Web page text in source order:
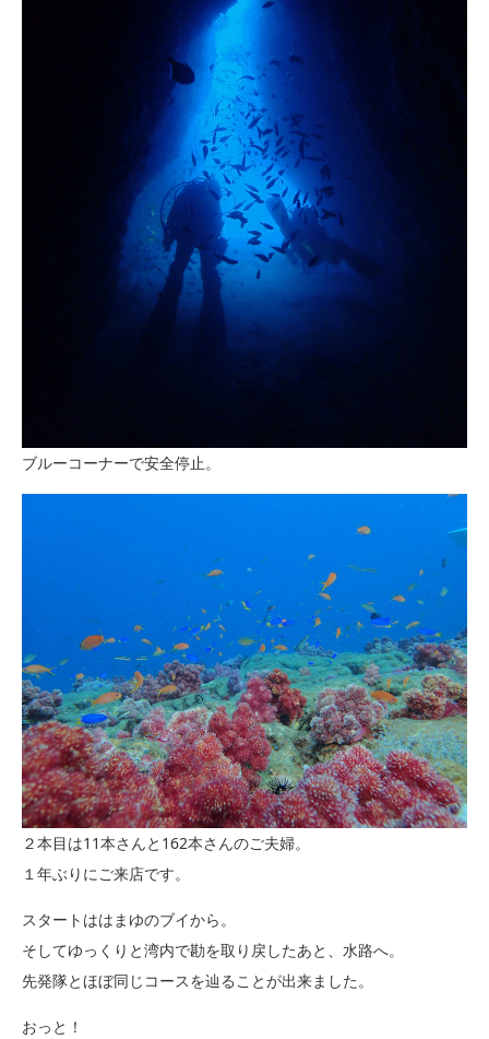
ブルーコーナーで安全停止。
２本目は11本さんと162本さんのご夫婦。
１年ぶりにご来店です。
スタートははまゆのブイから。
そしてゆっくりと湾内で勘を取り戻したあと、水路へ。
先発隊とほぼ同じコースを辿ることが出来ました。
おっと！